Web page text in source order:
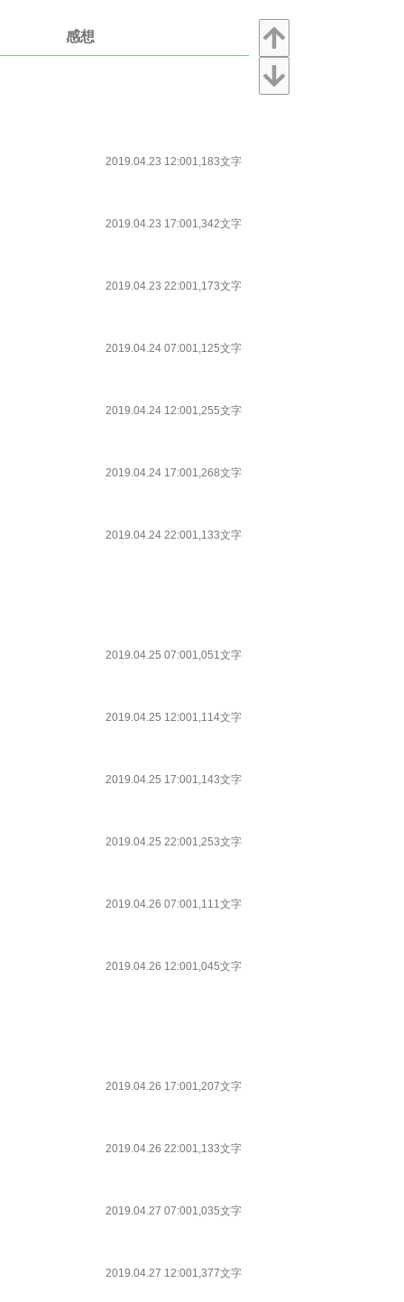
感想
2019.04.23 12:001,183文字
2019.04.23 17:001,342文字
2019.04.23 22:001,173文字
2019.04.24 07:001,125文字
2019.04.24 12:001,255文字
2019.04.24 17:001,268文字
2019.04.24 22:001,133文字
2019.04.25 07:001,051文字
2019.04.25 12:001,114文字
2019.04.25 17:001,143文字
2019.04.25 22:001,253文字
2019.04.26 07:001,111文字
2019.04.26 12:001,045文字
2019.04.26 17:001,207文字
2019.04.26 22:001,133文字
2019.04.27 07:001,035文字
2019.04.27 12:001,377文字